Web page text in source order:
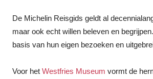
De Michelin Reisgids geldt al
maar ook echt willen beleven en
basis van hun eigen bezoeken en
Voor het Westfries Museum vormt de